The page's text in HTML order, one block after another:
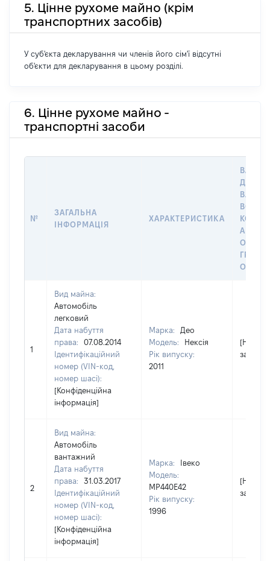
5. Цінне рухоме майно (крім
транспортних засобів)
У суб'єкта декларування чи членів його сім'ї відсутні
об'єкти для декларування в цьому розділі.
6. Цінне рухоме майно -
транспортні засоби
№
ЗАГАЛЬНА
ІНФОРМАЦІЯ
ХАРАКТЕРИСТИКА
ДАТУ
АБО
1
Вид майна:
Автомобіль
легковий
Дата набуття
права:
07.08.2014
Ідентифікаційний
номер (VIN-код,
номер шасі):
[Конфіденційна
інформація]
Марка:
Део
Модель:
Нексія
Рік випуску:
2011
[Не
2
Вид майна:
Автомобіль
вантажний
Дата набуття
права:
31.03.2017
Ідентифікаційний
номер (VIN-код,
номер шасі):
[Конфіденційна
інформація]
Марка:
Івеко
Модель:
МР440Е42
Рік випуску:
1996
[Не